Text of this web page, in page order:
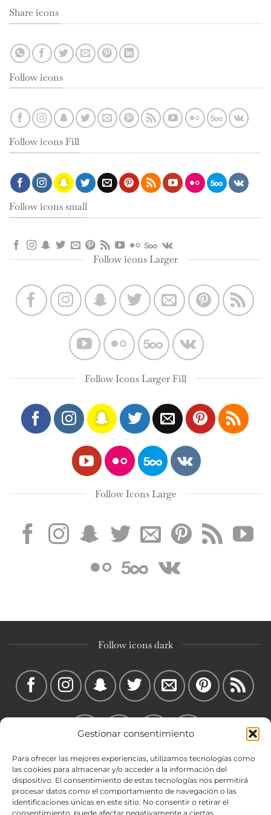
Gestionar consentimiento
Para ofrecer las mejores experiencias, utilizamos tecnologías como
las cookies para almacenar y/o acceder a la información del
dispositivo. El consentimiento de estas tecnologías nos permitirá
procesar datos como el comportamiento de navegación o las
identificaciones únicas en este sitio. No consentir o retirar el
consentimiento, puede afectar negativamente a ciertas
Share icons
Follow icons
Follow icons Fill
Follow icons small
Follow icons Larger
Follow Icons Larger Fill
Follow Icons Large
Follow icons dark